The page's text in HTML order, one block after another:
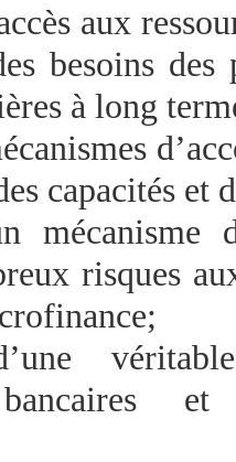
aux
besoins des
à long
capacités et
risques
bancaires